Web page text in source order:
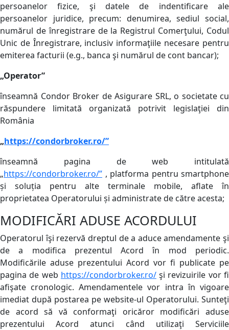
persoanelor fizice, şi datele de indentificare ale
persoanelor juridice, precum: denumirea, sediul social,
numărul de înregistrare de la Registrul Comerţului, Codul
Unic de Înregistrare, inclusiv informaţiile necesare pentru
emiterea facturii (e.g., banca şi numărul de cont bancar);
„Operator”
înseamnă Condor Broker de Asigurare SRL, o societate cu
răspundere limitată organizată potrivit legislaţiei din
România
„https://condorbroker.ro/”
înseamnă pagina de web intitulată
„https://condorbroker.ro/” , platforma pentru smartphone
și soluția pentru alte terminale mobile, aflate în
proprietatea Operatorului și administrate de către acesta;
MODIFICĂRI ADUSE ACORDULUI
Operatorul îşi rezervă dreptul de a aduce amendamente şi
de a modifica prezentul Acord în mod periodic.
Modificările aduse prezentului Acord vor fi publicate pe
pagina de web https://condorbroker.ro/şi revizuirile vor fi
afişate cronologic. Amendamentele vor intra în vigoare
imediat după postarea pe website-ul Operatorului. Sunteţi
de acord să vă conformaţi oricăror modificări aduse
prezentului Acord atunci când utilizaţi Serviciile